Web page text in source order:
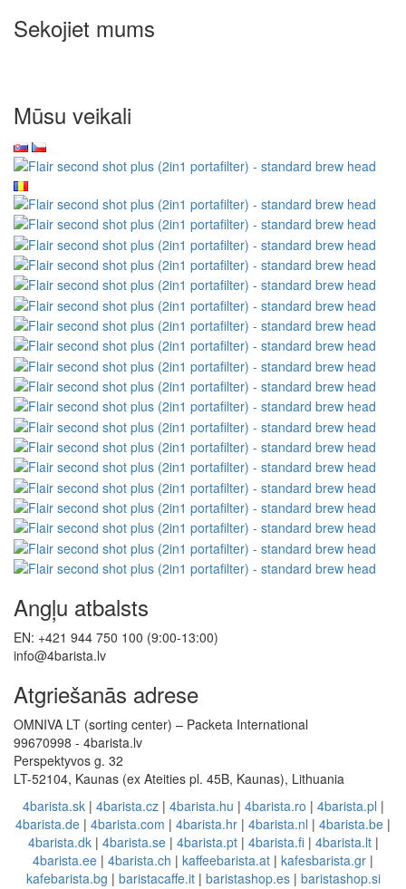
Sekojiet mums
Mūsu veikali
Angļu atbalsts
EN: +421 944 750 100 (9:00-13:00)
info@4barista.lv
Atgriešanās adrese
OMNIVA LT (sorting center) – Packeta International
99670998 - 4barista.lv
Perspektyvos g. 32
LT-52104, Kaunas (ex Ateities pl. 45B, Kaunas), Lithuania
4barista.sk| 4barista.cz| 4barista.hu | 4barista.ro | 4barista.pl |
4barista.de | 4barista.com | 4barista.hr | 4barista.nl | 4barista.be |
4barista.dk| 4barista.se| 4barista.pt| 4barista.fi| 4barista.lt|
4barista.ee | 4barista.ch | kaffeebarista.at | kafesbarista.gr |
kafebarista.bg | baristacaffe.it| baristashop.es| baristashop.si